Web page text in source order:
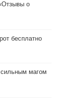
о
бесплатно
магом